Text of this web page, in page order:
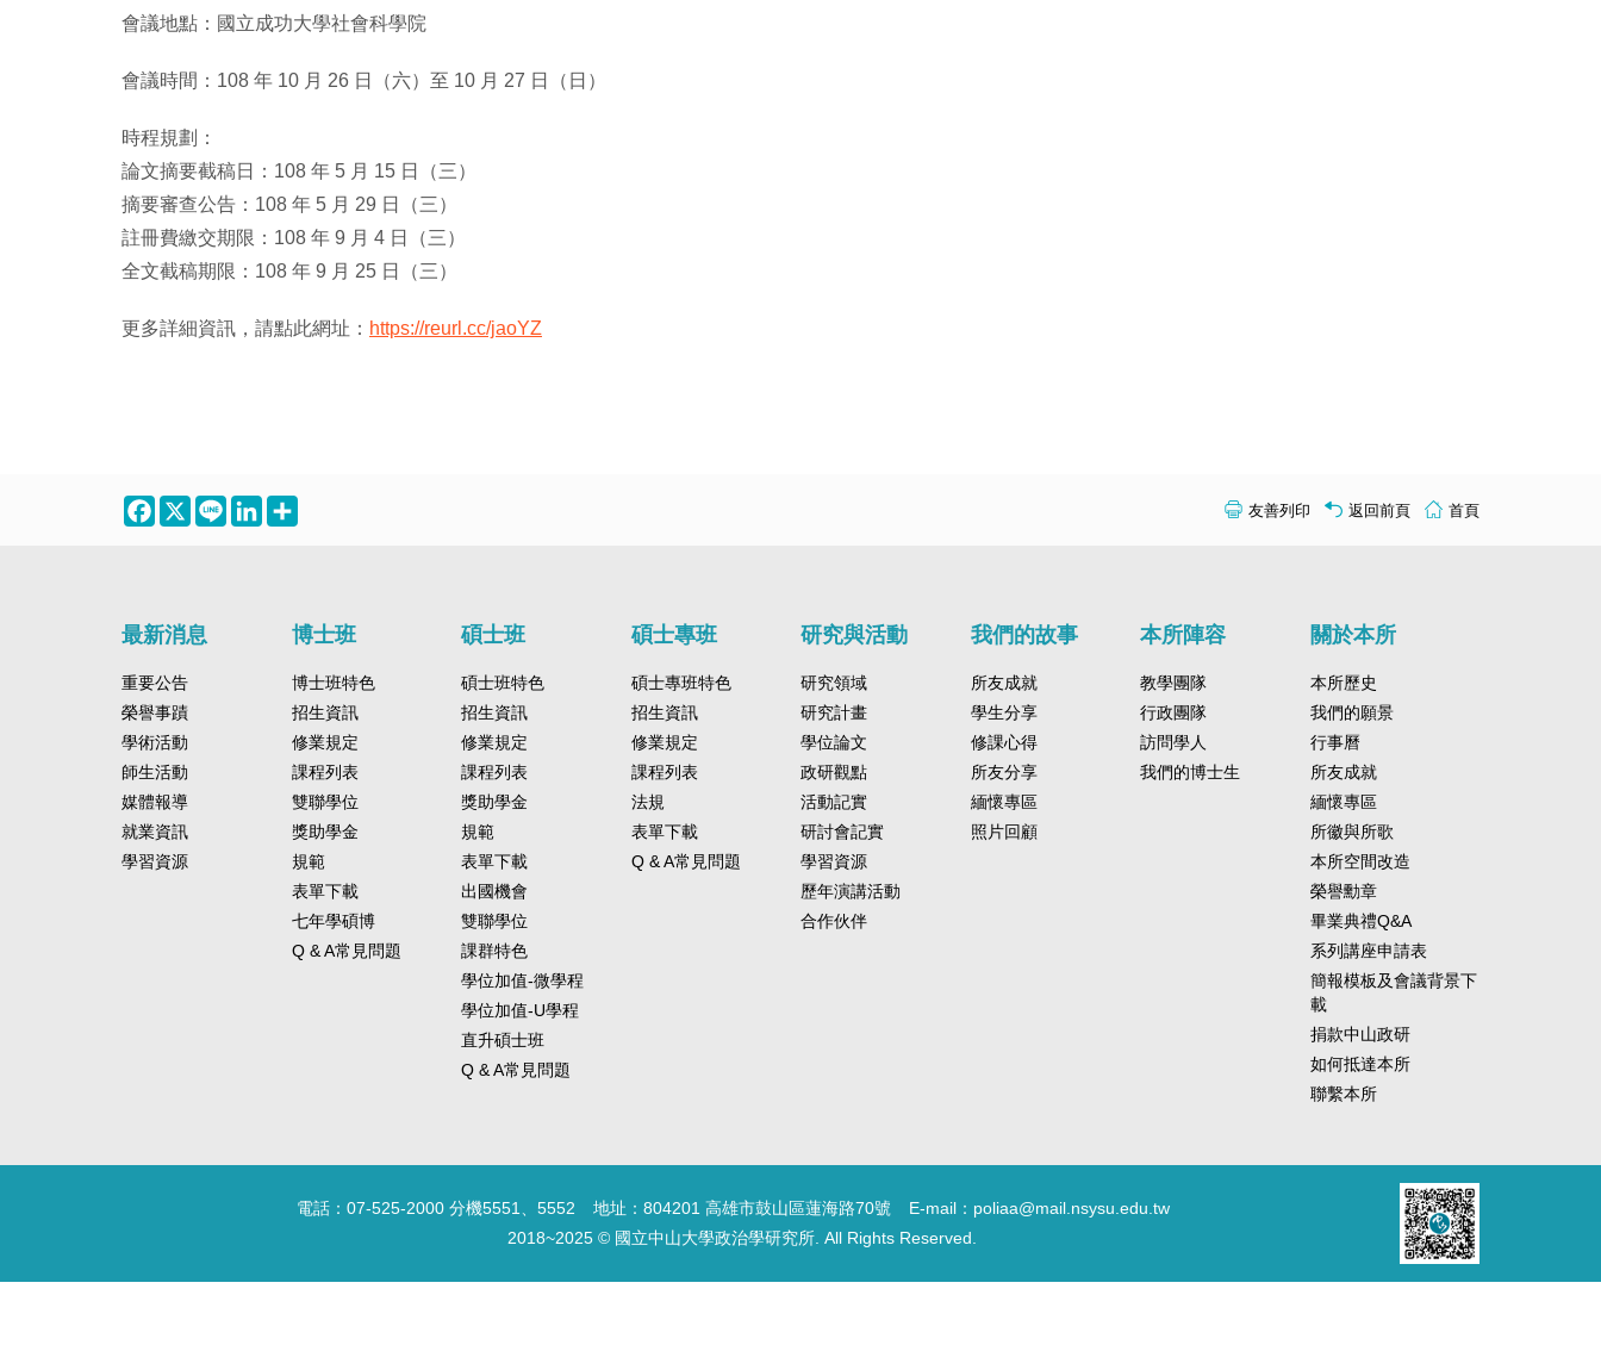
會議地點：國⽴成功⼤學社會科學院
會議時間：108 年 10 ⽉ 26 ⽇（六）至 10 ⽉ 27 ⽇（⽇）
時程規劃：
論文摘要截稿日：108 年 5 ⽉ 15 ⽇（三）
摘要審查公告：108 年 5 ⽉ 29 ⽇（三）
註冊費繳交期限：108 年 9 ⽉ 4 ⽇（三）
全⽂截稿期限：108 年 9 ⽉ 25 ⽇（三）
更多詳細資訊，請點此網址： https://reurl.cc/jaoYZ
Facebook
X Line LinkedIn 友善列印 返回前頁 首頁
最新消息
重要公告
榮譽事蹟
學術活動
師生活動
媒體報導
就業資訊
學習資源
博士班
博士班特色
招生資訊
修業規定
課程列表
雙聯學位
獎助學金
規範
表單下載
七年學碩博
Q & A常見問題
碩士班
碩士班特色
招生資訊
修業規定
課程列表
獎助學金
規範
表單下載
出國機會
雙聯學位
課群特色
學位加值-微學程
學位加值-U學程
直升碩士班
Q & A常見問題
碩士專班
碩士專班特色
招生資訊
修業規定
課程列表
法規
表單下載
Q & A常見問題
研究與活動
研究領域
研究計畫
學位論文
政研觀點
活動記實
研討會記實
學習資源
歷年演講活動
合作伙伴
我們的故事
所友成就
學生分享
修課心得
所友分享
緬懷專區
照片回顧
本所陣容
教學團隊
行政團隊
訪問學人
我們的博士生
關於本所
本所歷史
我們的願景
行事曆
所友成就
緬懷專區
所徽與所歌
本所空間改造
榮譽勳章
畢業典禮Q&A
系列講座申請表
簡報模板及會議背景下
載
捐款中山政研
如何抵達本所
聯繫本所
電話：07-525-2000 分機5551、5552 地址：804201 高雄市鼓山區蓮海路70號
E-mail：poliaa@mail.nsysu.edu.tw
2018~2025 © 國立中山大學政治學研究所. All Rights Reserved.